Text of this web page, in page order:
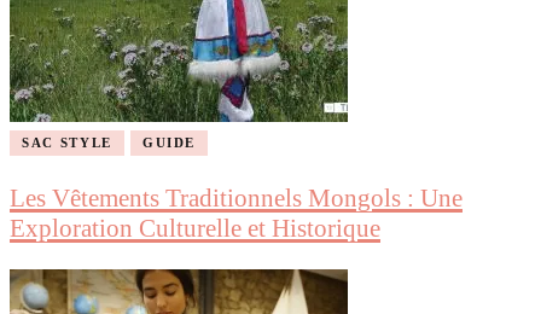
SAC STYLE GUIDE
Les Vêtements Traditionnels Mongols : Une
Exploration Culturelle et Historique